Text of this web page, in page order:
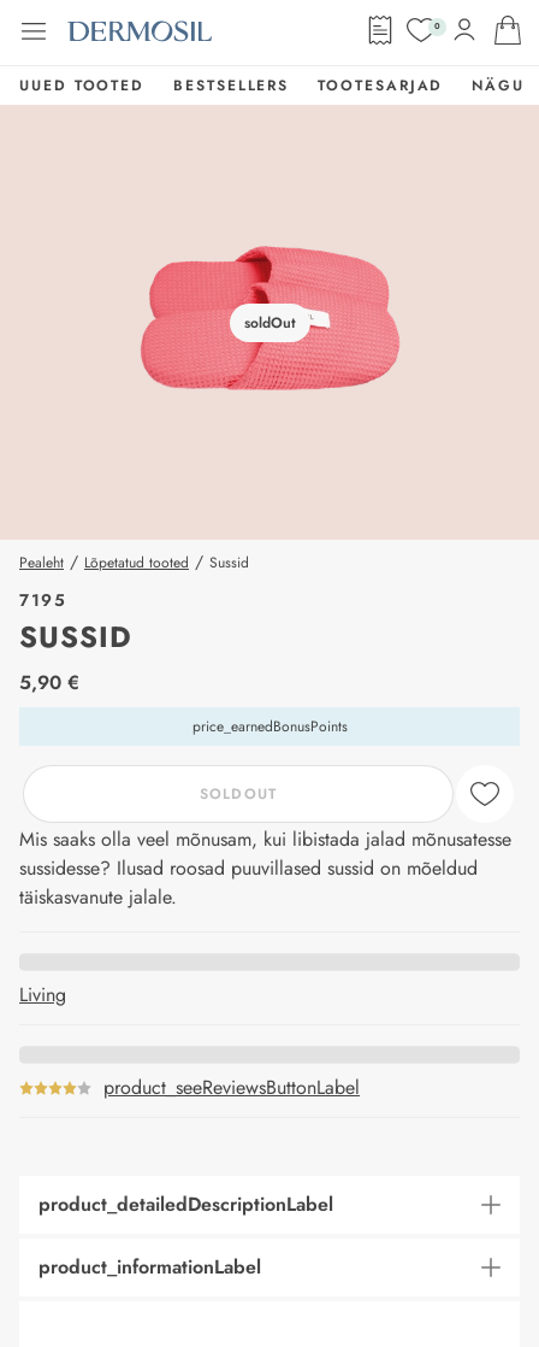
0
UUED TOOTED BESTSELLERS TOOTESARJAD NÄGU
soldOut
Pealeht / Lõpetatud tooted / Sussid
7195
SUSSID
price_label
5,90 €
price_earnedBonusPoints
SOLDOUT
Mis saaks olla veel mõnusam, kui libistada jalad mõnusatesse
sussidesse? Ilusad roosad puuvillased sussid on mõeldud
täiskasvanute jalale.
Living
product_seeReviewsButtonLabel
product_detailedDescriptionLabel
product_informationLabel